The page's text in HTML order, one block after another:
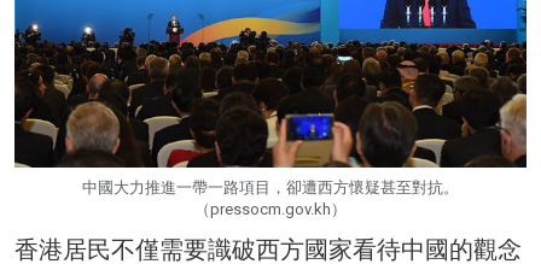
中國大力推進一帶一路項目，卻遭西方懷疑甚至對抗。
（pressocm.gov.kh）
香港居民不僅需要識破西方國家看待中國的觀念